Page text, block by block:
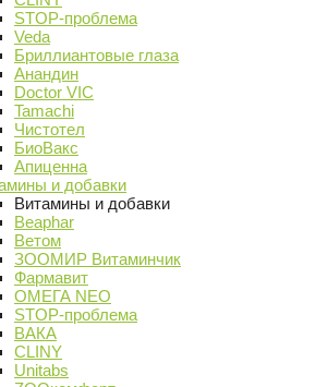
STOP-проблема
Veda
Бриллиантовые глаза
Анандин
Doctor VIC
Tamachi
Чистотел
БиоВакс
Апиценна
и добавки
Витамины и добавки
Beaphar
Ветом
ЗООМИР Витаминчик
Фармавит
ОМЕГА NEO
STOP-проблема
ВАКА
CLINY
Unitabs